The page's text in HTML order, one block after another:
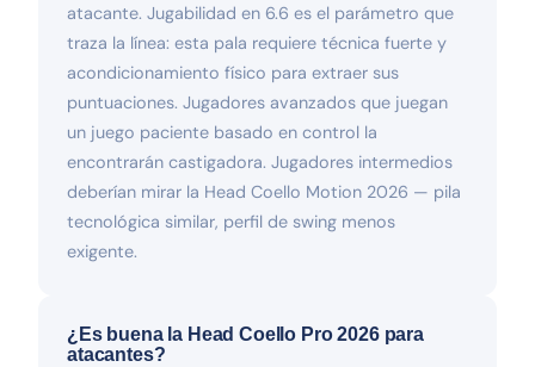
atacante. Jugabilidad en 6.6 es el parámetro que
traza la línea: esta pala requiere técnica fuerte y
acondicionamiento físico para extraer sus
puntuaciones. Jugadores avanzados que juegan
un juego paciente basado en control la
encontrarán castigadora. Jugadores intermedios
deberían mirar la Head Coello Motion 2026 — pila
tecnológica similar, perfil de swing menos
exigente.
¿Es buena la Head Coello Pro 2026 para
atacantes?